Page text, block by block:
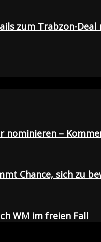
zum Trabzon-Deal
nominieren –
Chance, sich zu
WM im freien Fall